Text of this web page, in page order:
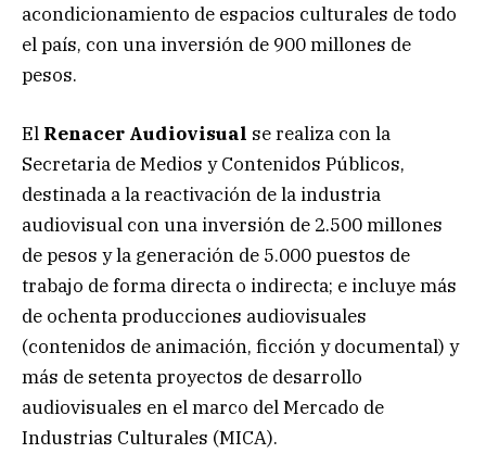
acondicionamiento de espacios culturales de todo
el país, con una inversión de 900 millones de
pesos.
El Renacer Audiovisual se realiza con la
Secretaria de Medios y Contenidos Públicos,
destinada a la reactivación de la industria
audiovisual con una inversión de 2.500 millones
de pesos y la generación de 5.000 puestos de
trabajo de forma directa o indirecta; e incluye más
de ochenta producciones audiovisuales
(contenidos de animación, ficción y documental) y
más de setenta proyectos de desarrollo
audiovisuales en el marco del Mercado de
Industrias Culturales (MICA).